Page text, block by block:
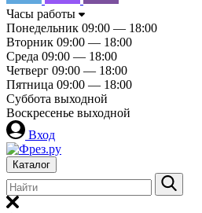
Часы работы
Понедельник 09:00 — 18:00
Вторник 09:00 — 18:00
Среда 09:00 — 18:00
Четверг 09:00 — 18:00
Пятница 09:00 — 18:00
Суббота выходной
Воскресенье выходной
Вход
Каталог